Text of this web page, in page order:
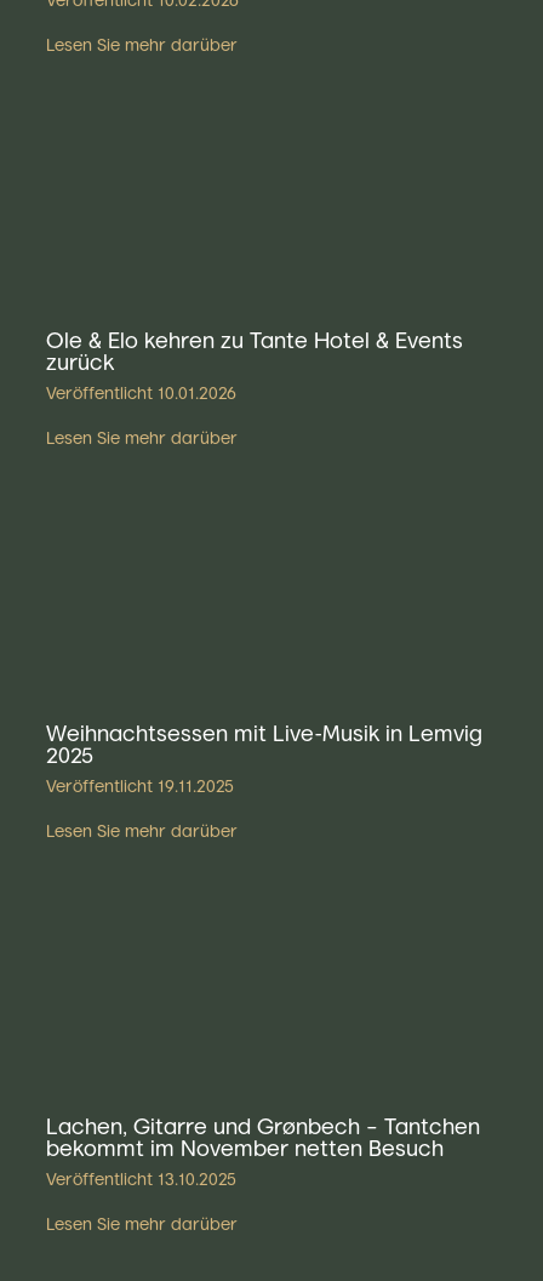
Lesen Sie mehr darüber
Ole & Elo kehren zu Tante Hotel & Events
zurück
Veröffentlicht 10.01.2026
Lesen Sie mehr darüber
Weihnachtsessen mit Live-Musik in Lemvig
2025
Veröffentlicht 19.11.2025
Lesen Sie mehr darüber
Lachen, Gitarre und Grønbech – Tantchen
bekommt im November netten Besuch
Veröffentlicht 13.10.2025
Lesen Sie mehr darüber